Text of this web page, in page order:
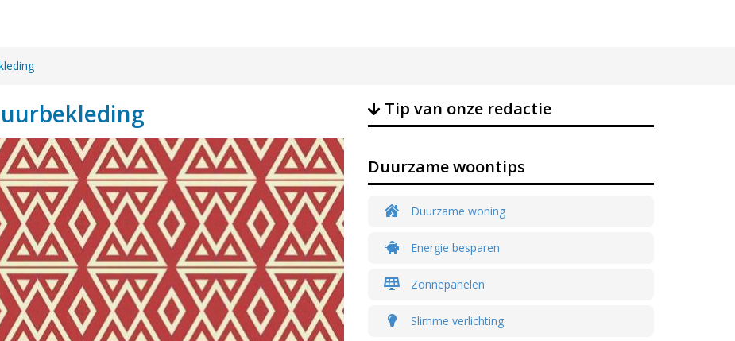
Tip van onze redactie
Duurzame woontips
Duurzame woning
Energie besparen
Zonnepanelen
Slimme verlichting